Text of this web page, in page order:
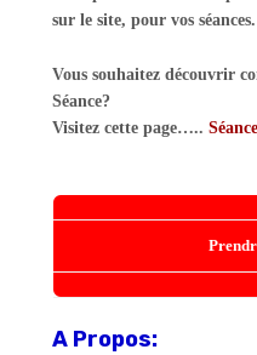
sur le site, pour vos séances.
Vous souhaitez découvrir
Séance?
Visitez cette page…..
A Propos: